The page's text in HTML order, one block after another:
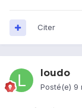
Citer
loudo
Posté(e) 9